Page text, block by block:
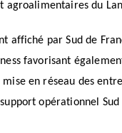
agroalimentaires du
affiché par Sud de
favorisant
mise en réseau des
opérationnel Sud